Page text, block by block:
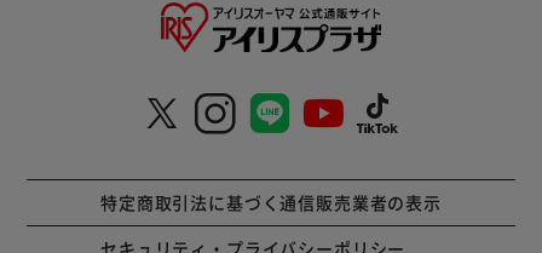
特定商取引法に基づく通信販売業者の表示
セキュリティ・プライバシーポリシー